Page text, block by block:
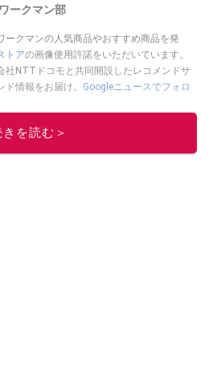
ークマン部
ークマンの人気商品やおすすめ商品を発
トアの画像使用許諾をいただいています。
社NTTドコモと共同開設したレコメンドサ
情報をお届け。 Googleニュースでフォロ
このイチオシストの他の記事を読む
きを読む＞